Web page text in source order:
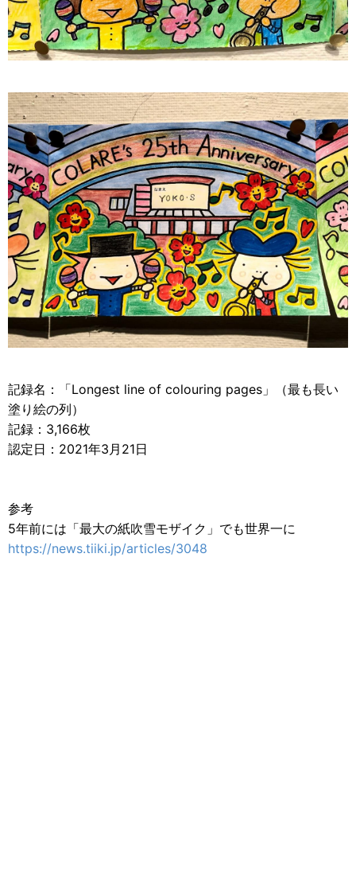
記録名：「Longest line of colouring pages」（最も長い
塗り絵の列）
記録：3,166枚
認定日：2021年3月21日
参考
5年前には「最大の紙吹雪モザイク」でも世界一に
https://news.tiiki.jp/articles/3048